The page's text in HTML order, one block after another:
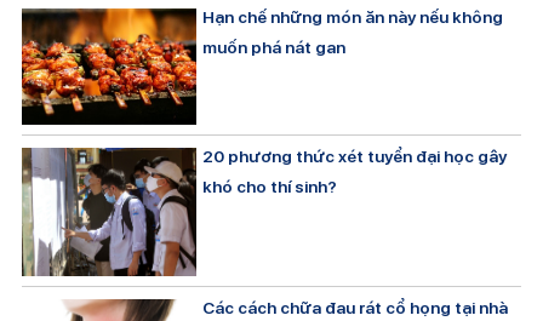
Hạn chế những món ăn này nếu không
muốn phá nát gan
20 phương thức xét tuyển đại học gây
khó cho thí sinh?
Các cách chữa đau rát cổ họng tại nhà